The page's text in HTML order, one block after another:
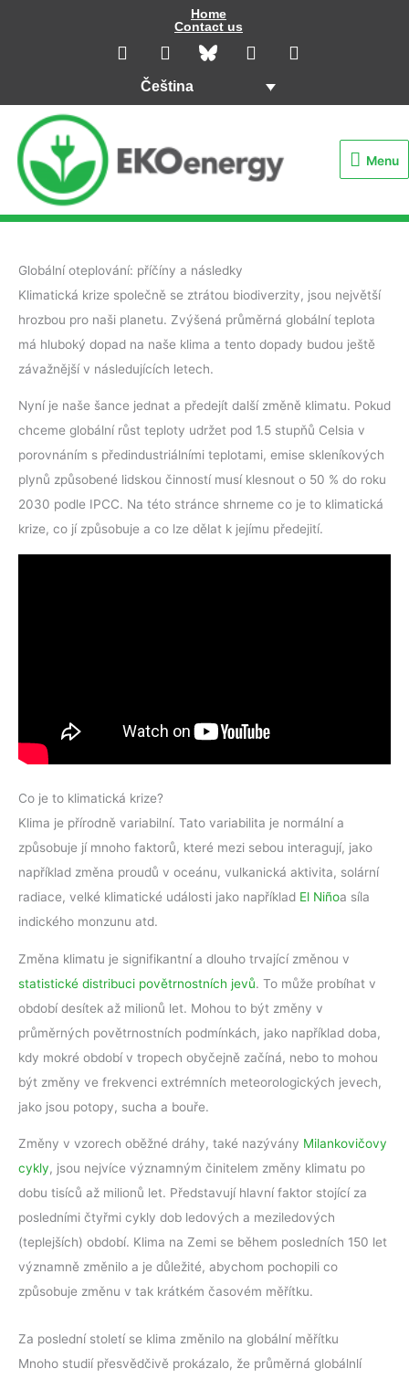
Home
Contact us
L
i
i
n
I
n
s
t
r
a
Y
o
e
F
a
Čeština
Menu
Globální oteplování: příčíny a následky
Klimatická krize společně se ztrátou biodiverzity, jsou největší
hrozbou pro naši planetu. Zvýšená průměrná globální teplota
má hluboký dopad na naše klima a tento dopady budou ještě
závažnější v následujících letech.
Nyní je naše šance jednat a předejít další změně klimatu. Pokud
chceme globální růst teploty udržet pod 1.5 stupňů Celsia v
porovnáním s předindustriálními teplotami, emise skleníkových
plynů způsobené lidskou činností musí klesnout o 50 % do roku
2030 podle IPCC. Na této stránce shrneme co je to klimatická
krize, co jí způsobuje a co lze dělat k jejímu předejití.
Co je to klimatická krize?
Klima je přírodně variabilní. Tato variabilita je normální a
způsobuje jí mnoho faktorů, které mezi sebou interagují, jako
například změna proudů v oceánu, vulkanická aktivita, solární
radiace, velké klimatické události jako například El Niñoa síla
indického monzunu atd.
Změna klimatu je signifikantní a dlouho trvající změnou v
statistické distribuci povětrnostních jevů. To může probíhat v
období desítek až milionů let. Mohou to být změny v
průměrných povětrnostních podmínkách, jako například doba,
kdy mokré období v tropech obyčejně začíná, nebo to mohou
být změny ve frekvenci extrémních meteorologických jevech,
jako jsou potopy, sucha a bouře.
Změny v vzorech oběžné dráhy, také nazývány Milankovičovy
cykly, jsou nejvíce významným činitelem změny klimatu po
dobu tisíců až milionů let. Představují hlavní faktor stojící za
posledními čtyřmi cykly dob ledových a meziledových
(teplejších) období. Klima na Zemi se během posledních 150 let
významně změnilo a je důležité, abychom pochopili co
způsobuje změnu v tak krátkém časovém měřítku.
Za poslední století se klima změnilo na globální měřítku
Mnoho studií přesvědčivě prokázalo, že průměrná globálnlí